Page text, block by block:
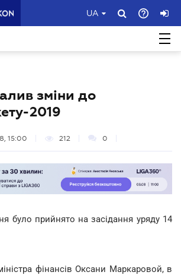
UA
зміни до
2019
15:00 212 0
було прийнято на засідання уряду 14
фінансів Оксани Маркаровой, в